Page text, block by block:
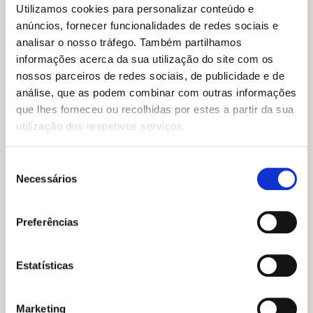
Utilizamos cookies para personalizar conteúdo e
anúncios, fornecer funcionalidades de redes sociais e
analisar o nosso tráfego. Também partilhamos
informações acerca da sua utilização do site com os
nossos parceiros de redes sociais, de publicidade e de
análise, que as podem combinar com outras informações
que lhes forneceu ou recolhidas por estes a partir da sua
utilização dos respetivos serviços.
Necessários
Preferências
Estatísticas
Marketing
19,45
A Dama e o Monstro
preço
19,99 €.
17,99€O
preço
é:
17,99 €.
Faz de Conta